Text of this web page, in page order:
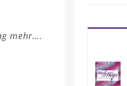
mehr….